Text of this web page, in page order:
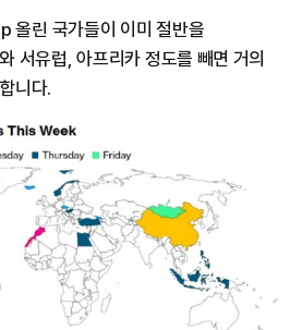
올린 국가들이 이미 절반을
서유럽, 아프리카 정도를 빼면 거의
니다.